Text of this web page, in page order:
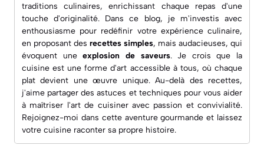
traditions culinaires, enrichissant chaque repas d'une
touche d'originalité. Dans ce blog, je m'investis avec
enthousiasme pour redéfinir votre expérience culinaire,
en proposant des recettes simples, mais audacieuses, qui
évoquent uneexplosion de saveurs. Je crois que la
cuisine est une forme d'art accessible à tous, où chaque
plat devient une œuvre unique. Au-delà des recettes,
j'aime partager des astuces et techniques pour vous aider
à maîtriser l'art de cuisiner avec passion et convivialité.
Rejoignez-moi dans cette aventure gourmande et laissez
votre cuisine raconter sa propre histoire.